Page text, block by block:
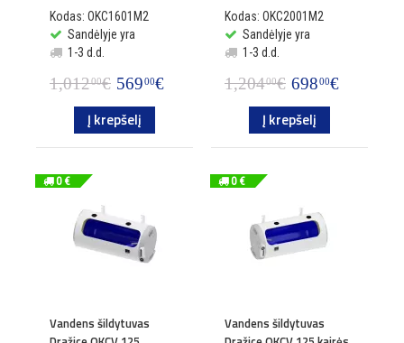
Kodas: OKC1601M2
Sandėlyje yra
1-3 d.d.
1,01200€ 56900€
Į krepšelį
Kodas: OKC2001M2
Sandėlyje yra
1-3 d.d.
1,20400€ 69800€
Į krepšelį
0 €
Vandens šildytuvas
0 €
Vandens šildytuvas